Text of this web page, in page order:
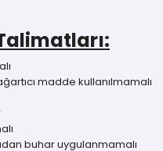
madde kullanılmamalı
buhar uygulanmamalı